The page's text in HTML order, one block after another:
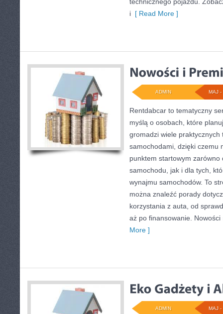
i [ Read More ]
MAJ -
ADMIN
Rentdabcar to tematyczny
myślą o osobach, które
gromadzi wiele praktycznych
samochodami, dzięki czemu
punktem startowym
samochodu, jak i dla tych,
wynajmu samochodów. To
można znaleźć porady
korzystania z auta, od
aż po finansowanie.
More ]
MAJ -
ADMIN